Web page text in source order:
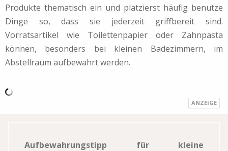
Produkte thematisch ein und platzierst häufig benutze
Dinge so, dass sie jederzeit griffbereit sind.
Vorratsartikel wie Toilettenpapier oder Zahnpasta
können, besonders bei kleinen Badezimmern, im
Abstellraum aufbewahrt werden.
Aufbewahrungstipp für kleine